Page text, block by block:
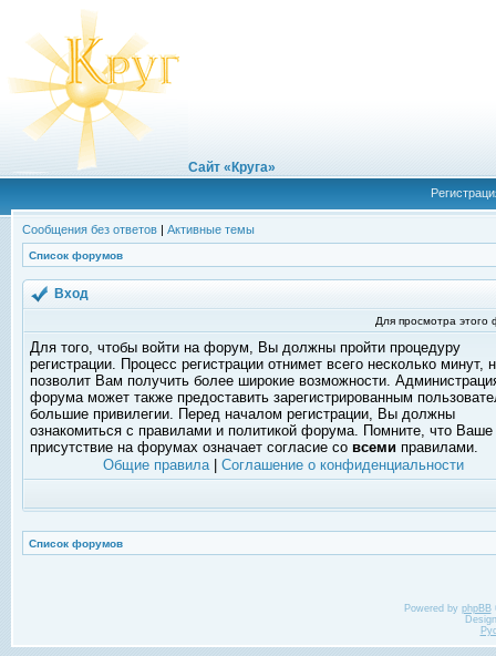
Сайт «Круга»
Сообщения без ответов | Активные темы
Список форумов
Вход
Для просмотра
Для того, чтобы войти на форум, Вы должны пройти процедуру
регистрации. Процесс регистрации отнимет всего несколько минут,
позволит Вам получить более широкие возможности.
форума может также предоставить зарегистрированным
большие привилегии. Перед началом регистрации, Вы должны
ознакомиться с правилами и политикой форума. Помните, что Ваше
присутствие на форумах означает согласие со всеми правилами.
Общие правила| Соглашение о конфиденциальности
Список форумов
Powered by phpBB